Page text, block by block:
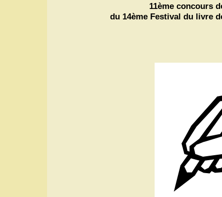
11ème concours
du 14ème Festival du livre